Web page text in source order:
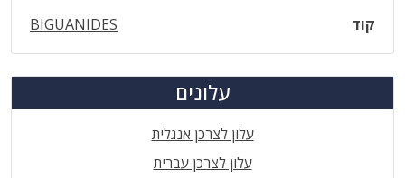
קוד
BIGUANIDES
עלונים
עלון לצרכן אנגלית
עלון לצרכן עברית